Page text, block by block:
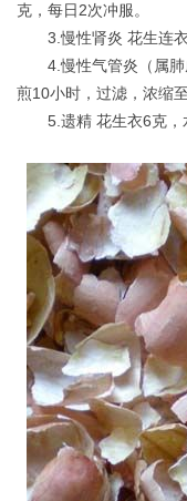
克，每日2次冲服。
3.慢性肾炎 花生连衣
4.慢性气管炎（属肺
煎10小时，过滤，浓缩
5.遗精 花生衣6克，